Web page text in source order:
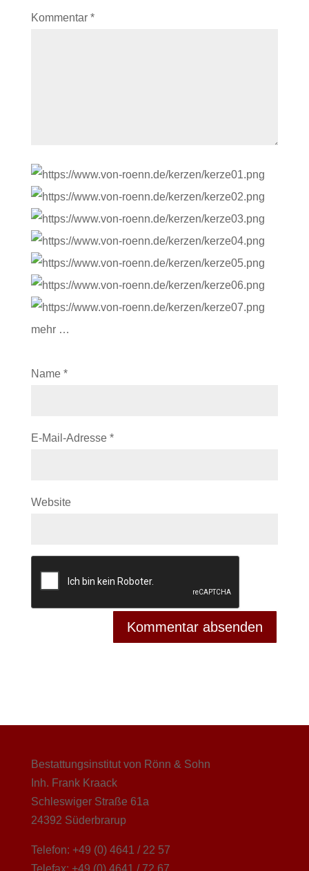
Kommentar *
mehr …
Name *
E-Mail-Adresse *
Website
Bestattungsinstitut von Rönn & Sohn
Inh. Frank Kraack
Schleswiger Straße 61a
24392 Süderbrarup
Telefon: +49 (0) 4641 / 22 57
Telefax: +49 (0) 4641 / 72 67